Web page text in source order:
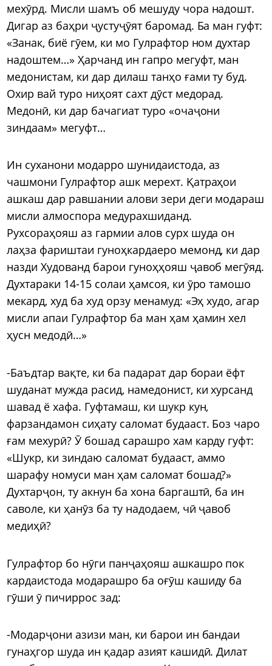
мехӯрд. Мисли шамъ об мешуду чора надошт.
Дигар аз баҳри ҷустуҷӯят баромад. Ба ман гуфт:
«Занак, биё гӯем, ки мо Гулрафтор ном духтар
надоштем…» Ҳарчанд ин гапро мегуфт, ман
медонистам, ки дар дилаш танҳо ғами ту буд.
Охир вай туро ниҳоят сахт дӯст медорад.
Медонӣ, ки дар бачагиат туро «очаҷони
зиндаам» мегуфт…
Ин суханони модарро шунидаистода, аз
чашмони Гулрафтор ашк мерехт. Қатраҳои
ашкаш дар равшании алови зери деги модараш
мисли алмоспора медурахшиданд.
Рухсораҳояш аз гармии алов сурх шуда он
лаҳза фариштаи гуноҳкардаеро мемонд, ки дар
назди Худованд барои гуноҳҳояш ҷавоб мегӯяд.
Духтараки 14-15 солаи ҳамсоя, ки ӯро тамошо
мекард, худ ба худ орзу менамуд: «Эҳ худо, агар
мисли апаи Гулрафтор ба ман ҳам ҳамин хел
ҳусн медодӣ…»
-Баъдтар вақте, ки ба падарат дар бораи ёфт
шуданат мужда расид, намедонист, ки хурсанд
шавад ё хафа. Гуфтамаш, ки шукр кун,
фарзандамон сиҳату саломат будааст. Боз чаро
ғам мехурӣ? Ӯ бошад сарашро хам карду гуфт:
«Шукр, ки зиндаю саломат будааст, аммо
шарафу номуси ман ҳам саломат бошад?»
Духтарҷон, ту акнун ба хона баргаштӣ, ба ин
саволе, ки ҳанӯз ба ту надодаем, чӣ ҷавоб
медиҳӣ?
Гулрафтор бо нӯги панҷаҳояш ашкашро пок
кардаистода модарашро ба оғӯш кашиду ба
гӯши ӯ пичиррос зад:
-Модарҷони азизи ман, ки барои ин бандаи
гунаҳгор шуда ин қадар азият кашидӣ. Дилат